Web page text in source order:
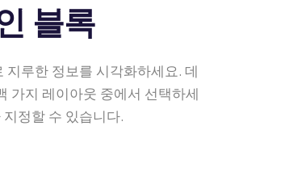
블록
루한 정보를 시각화하세요. 데
가지 레이아웃 중에서 선택하세
정할 수 있습니다.